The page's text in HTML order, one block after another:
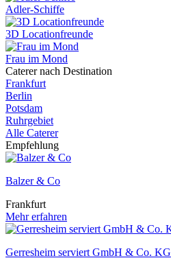
Adler-Schiffe
3D Locationfreunde
Frau im Mond
Caterer nach Destination
Frankfurt
Berlin
Potsdam
Ruhrgebiet
Alle Caterer
Empfehlung
Balzer & Co
Frankfurt
Mehr erfahren
Gerresheim serviert GmbH & Co. KG